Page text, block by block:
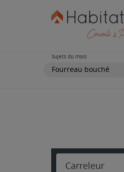
Sujets du mois
Fourreau bouché
Carreleur